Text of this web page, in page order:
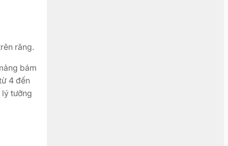
răng.
bám
4 đến
tưởng